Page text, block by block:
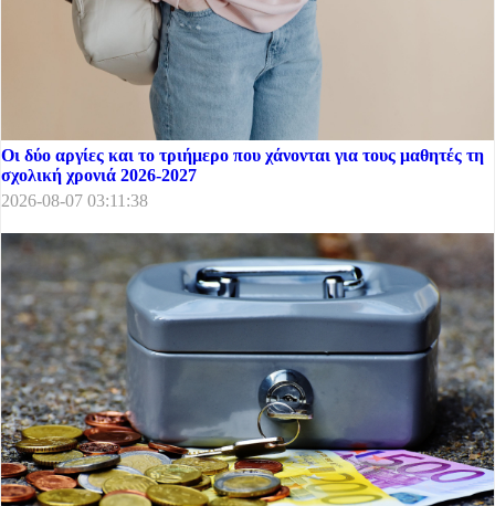
Οι δύο αργίες και το τριήμερο που χάνονται για τους μαθητές τη
σχολική χρονιά 2026-2027
2026-08-07 03:11:38